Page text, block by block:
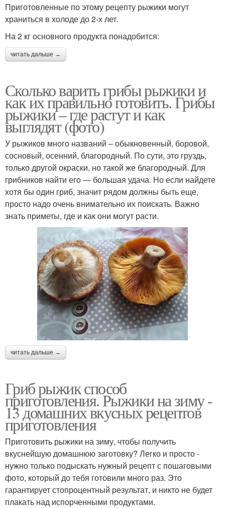
Приготовленные по этому рецепту рыжики могут
храниться в холоде до 2-х лет.
На 2 кг основного продукта понадобится:
читать дальше →
Сколько варить грибы рыжики и
как их правильно готовить. Грибы
рыжики – где растут и как
выглядят (фото)
У рыжиков много названий – обыкновенный, боровой,
сосновый, осенний, благородный. По сути, это груздь,
только другой окраски, но такой же благородный. Для
грибников найти его — большая удача. Но если найдете
хотя бы один гриб, значит рядом должны быть еще,
просто надо очень внимательно их поискать. Важно
знать приметы, где и как они могут расти.
читать дальше →
Гриб рыжик способ
приготовления. Рыжики на зиму -
13 домашних вкусных рецептов
приготовления
Приготовить рыжики на зиму, чтобы получить
вкуснейшую домашнюю заготовку? Легко и просто -
нужно только подыскать нужный рецепт с пошаговыми
фото, который до тебя готовили много раз. Это
гарантирует стопроцентный результат, и никто не будет
плакать над испорченными продуктами.